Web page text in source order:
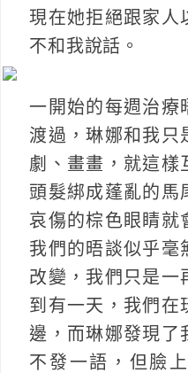
現在她拒絕跟家人
不和我說話。
一開始的每週治療
渡過，琳娜和我只
劇、畫畫，就這樣
頭髮綁成蓬亂的馬
哀傷的棕色眼睛就
我們的晤談似乎毫
改變，我們只是一
到有一天，我們在
邊，而琳娜發現了
不發一語，但臉